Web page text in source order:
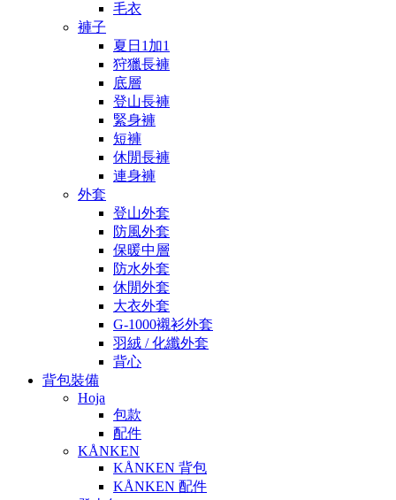
毛衣
褲子
夏日1加1
狩獵長褲
底層
登山長褲
緊身褲
短褲
休閒長褲
連身褲
外套
登山外套
防風外套
保暖中層
防水外套
休閒外套
大衣外套
G-1000襯衫外套
羽絨 / 化纖外套
背心
背包裝備
Hoja
包款
配件
KÅNKEN
KÅNKEN 背包
KÅNKEN 配件